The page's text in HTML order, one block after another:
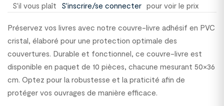
S'il vous plaît S'inscrire/se connecter pour voir le prix
Préservez vos livres avec notre couvre-livre adhésif en PVC
cristal, élaboré pour une protection optimale des
couvertures. Durable et fonctionnel, ce couvre-livre est
disponible en paquet de 10 pièces, chacune mesurant 50×36
cm. Optez pour la robustesse et la praticité afin de
protéger vos ouvrages de manière efficace.